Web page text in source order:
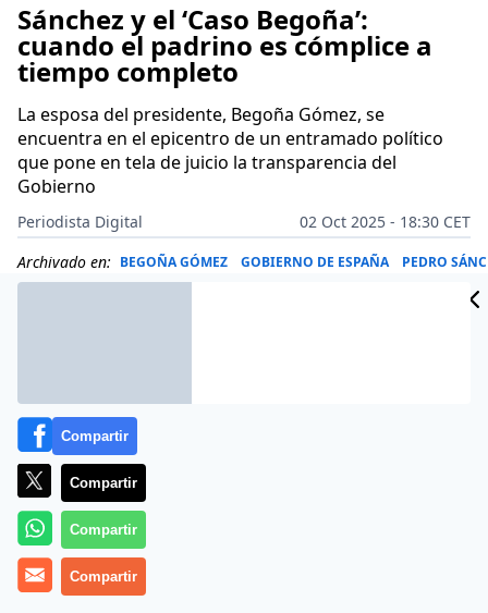
Sánchez y el ‘Caso Begoña’:
cuando el padrino es cómplice a
tiempo completo
La esposa del presidente, Begoña Gómez, se
encuentra en el epicentro de un entramado político
que pone en tela de juicio la transparencia del
Gobierno
Periodista Digital
02 Oct 2025 - 18:30 CET
Archivado en: BEGOÑA GÓMEZ GOBIERNO DE ESPAÑA PEDRO
Compartir
Compartir
Compartir
Compartir